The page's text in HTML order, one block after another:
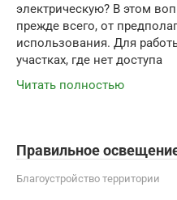
электрическую? В этом
прежде всего, от
использования. Для
участках, где нет доступа
Читать полностью
Правильное
Благоустройство территории